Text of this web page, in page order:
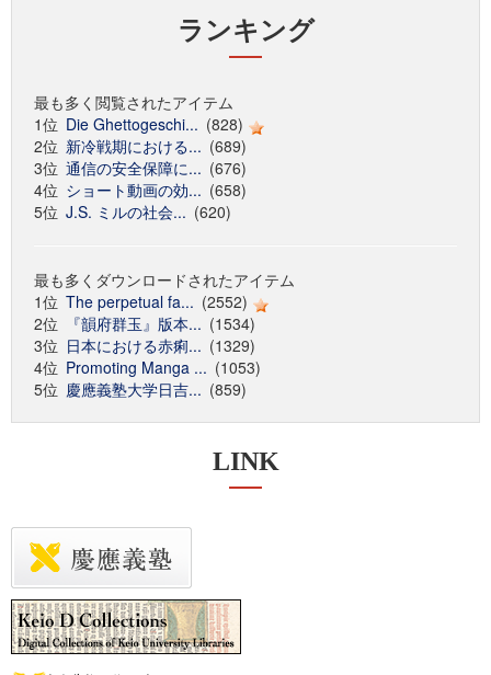
ランキング
最も多く閲覧されたアイテム
1位 Die Ghettogeschi... (828)
2位 新冷戦期における... (689)
3位 通信の安全保障に... (676)
4位 ショート動画の効... (658)
5位 J.S. ミルの社会... (620)
最も多くダウンロードされたアイテム
1位 The perpetual fa... (2552)
2位
『韻府群玉』版本... (1534)
3位 日本における赤痢... (1329)
4位 Promoting Manga ... (1053)
5位 慶應義塾大学日吉... (859)
LINK